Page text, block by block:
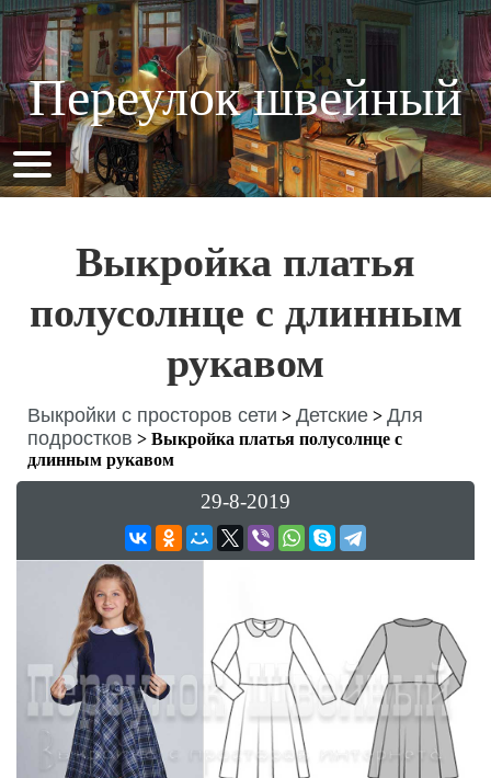
Переулок швейный
Выкройка платья
полусолнце с длинным
рукавом
Выкройки с просторов сети > Детские > Для
подростков > Выкройка платья полусолнце с
длинным рукавом
29-8-2019